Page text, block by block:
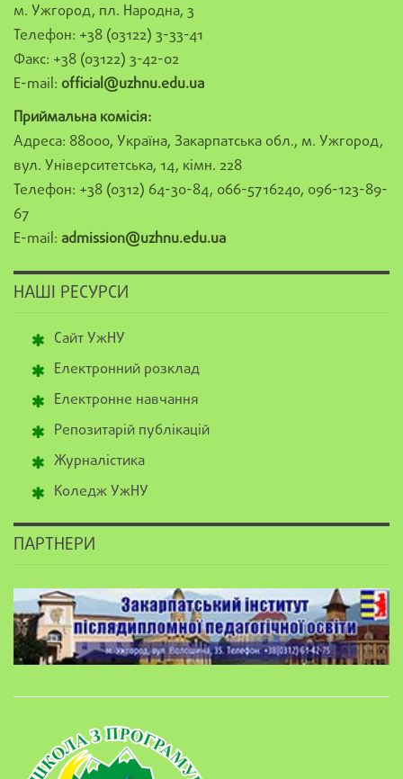
м. Ужгород, пл. Народна, 3
Телефон: +38 (03122) 3-33-41
Факс: +38 (03122) 3-42-02
E-mail: official@uzhnu.edu.ua
Приймальна комісія:
Адреса: 88000, Україна, Закарпатська обл., м. Ужгород,
вул. Університетська, 14, кімн. 228
Телефон: +38 (0312) 64-30-84, 066-5716240, 096-123-89-
67
E-mail: admission@uzhnu.edu.ua
НАШІ РЕСУРСИ
Сайт УжНУ
Електронний розклад
Електронне навчання
Репозитарій публікацій
Журналістика
Коледж УжНУ
ПАРТНЕРИ